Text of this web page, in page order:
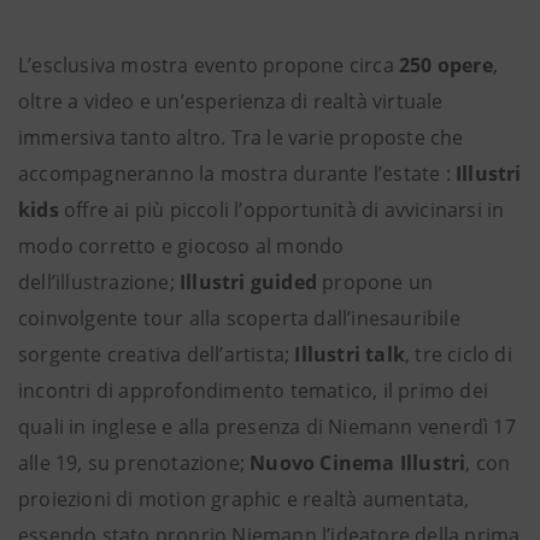
L’esclusiva mostra evento propone circa 250 opere,
oltre a video e un’esperienza di realtà virtuale
immersiva tanto altro. Tra le varie proposte che
accompagneranno la mostra durante l’estate : Illustri
kids offre ai più piccoli l’opportunità di avvicinarsi in
modo corretto e giocoso al mondo
dell’illustrazione; Illustri guided propone un
coinvolgente tour alla scoperta dall’inesauribile
sorgente creativa dell’artista; Illustri talk, tre ciclo di
incontri di approfondimento tematico, il primo dei
quali in inglese e alla presenza di Niemann venerdì 17
alle 19, su prenotazione; Nuovo Cinema Illustri, con
proiezioni di motion graphic e realtà aumentata,